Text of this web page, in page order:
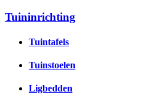
Tuininrichting
Tuintafels
Tuinstoelen
Ligbedden